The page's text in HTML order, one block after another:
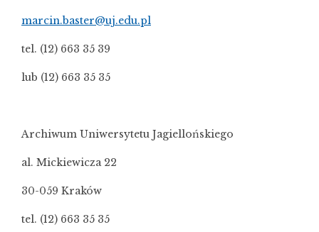
marcin.baster@uj.edu.pl
tel. (12) 663 35 39
lub (12) 663 35 35
Archiwum Uniwersytetu Jagiellońskiego
al. Mickiewicza 22
30-059 Kraków
tel. (12) 663 35 35